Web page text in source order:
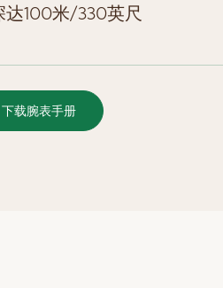
达100米/330英尺
下载腕表手册